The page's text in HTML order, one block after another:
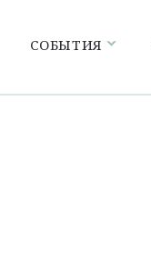
СОБЫТИЯ